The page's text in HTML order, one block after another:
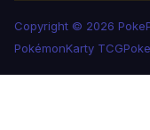
Copyright © 2026
PokémonKarty TCG